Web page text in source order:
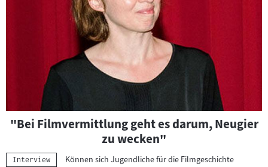
"Bei Filmvermittlung geht es darum, Neugier
zu wecken"
Kategorie:
Interview
Können sich Jugendliche für die Filmgeschichte